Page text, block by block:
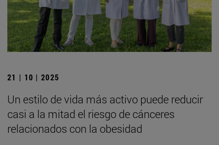
21 | 10 | 2025
Un estilo de vida más activo puede reducir
casi a la mitad el riesgo de cánceres
relacionados con la obesidad